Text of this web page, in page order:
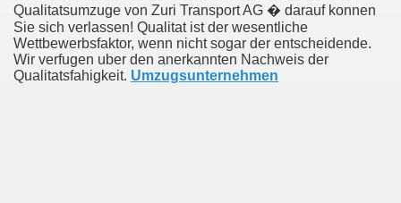
Qualitatsumzuge von Zuri Transport AG � darauf konnen
Sie sich verlassen! Qualitat ist der wesentliche
Wettbewerbsfaktor, wenn nicht sogar der entscheidende.
Wir verfugen uber den anerkannten Nachweis der
Qualitatsfahigkeit. Umzugsunternehmen